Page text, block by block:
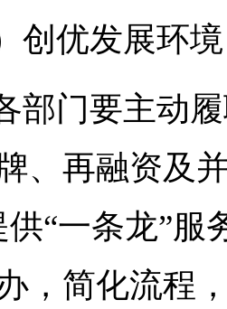
创优发展环境
部门要主动
、再融资及
供“一条龙”
，简化流程